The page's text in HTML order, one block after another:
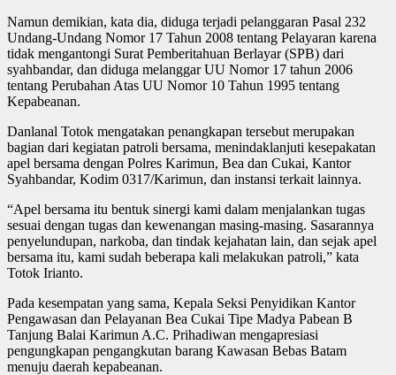
Namun demikian, kata dia, diduga terjadi pelanggaran Pasal 232
Undang-Undang Nomor 17 Tahun 2008 tentang Pelayaran karena
tidak mengantongi Surat Pemberitahuan Berlayar (SPB) dari
syahbandar, dan diduga melanggar UU Nomor 17 tahun 2006
tentang Perubahan Atas UU Nomor 10 Tahun 1995 tentang
Kepabeanan.
Danlanal Totok mengatakan penangkapan tersebut merupakan
bagian dari kegiatan patroli bersama, menindaklanjuti kesepakatan
apel bersama dengan Polres Karimun, Bea dan Cukai, Kantor
Syahbandar, Kodim 0317/Karimun, dan instansi terkait lainnya.
“Apel bersama itu bentuk sinergi kami dalam menjalankan tugas
sesuai dengan tugas dan kewenangan masing-masing. Sasarannya
penyelundupan, narkoba, dan tindak kejahatan lain, dan sejak apel
bersama itu, kami sudah beberapa kali melakukan patroli,” kata
Totok Irianto.
Pada kesempatan yang sama, Kepala Seksi Penyidikan Kantor
Pengawasan dan Pelayanan Bea Cukai Tipe Madya Pabean B
Tanjung Balai Karimun A.C. Prihadiwan mengapresiasi
pengungkapan pengangkutan barang Kawasan Bebas Batam
menuju daerah kepabeanan.